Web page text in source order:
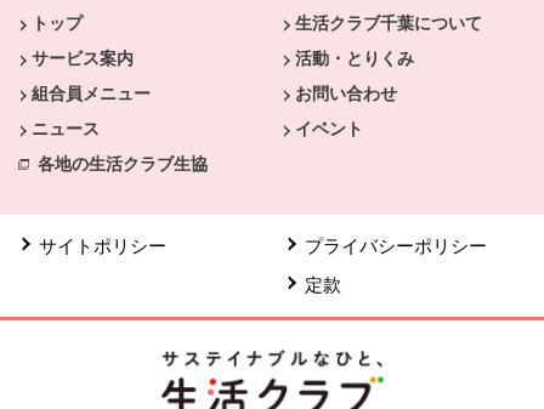
トップ
生活クラブ千葉について
サービス案内
活動・とりくみ
組合員メニュー
お問い合わせ
ニュース
イベント
各地の生活クラブ生協
サイトポリシー
プライバシーポリシー
定款